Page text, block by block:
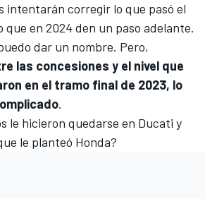
intentarán corregir lo que pasó el
que en 2024 den un paso adelante.
dar un nombre. Pero,
las concesiones y el nivel que
en el tramo final de 2023, lo
.
le hicieron quedarse en Ducati y
le planteó Honda?